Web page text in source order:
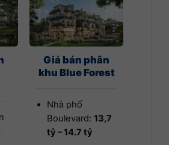
Giá bán phân
khu Blue Forest
Nhà phố
Boulevard: 13,7
tỷ – 14.7 tỷ